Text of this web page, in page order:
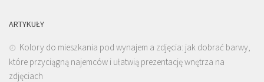
ARTYKUŁY
Kolory do mieszkania pod wynajem a zdjęcia: jak dobrać barwy,
które przyciągną najemców i ułatwią prezentację wnętrza na
zdjęciach